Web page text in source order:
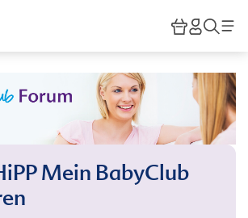
HiPP
Mein BabyClub